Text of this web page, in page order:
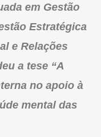
em Gestão
Estratégica
e Relações
a tese “A
no apoio à
mental das